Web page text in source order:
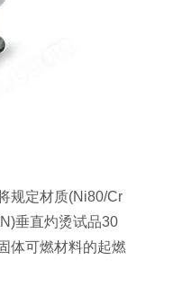
规定材质(Ni80/Cr
垂直灼烫试品30
体可燃材料的起燃